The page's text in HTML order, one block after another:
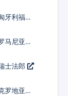
牙利福林
马尼亚新
士法郎
罗地亚库